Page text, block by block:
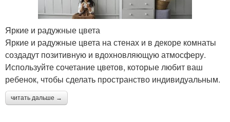
Яркие и радужные цвета
Яркие и радужные цвета на стенах и в декоре комнаты
создадут позитивную и вдохновляющую атмосферу.
Используйте сочетание цветов, которые любит ваш
ребенок, чтобы сделать пространство индивидуальным.
читать дальше →